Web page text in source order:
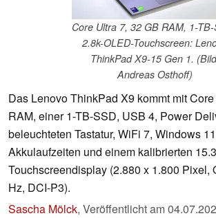
Core Ultra 7, 32 GB RAM, 1-
2.8k-OLED-Touchscreen:
ThinkPad X9-15 Gen 1.
Andreas Osthoff)
Das Lenovo ThinkPad X9 kommt mit
RAM, einer 1-TB-SSD, USB 4, Power
beleuchteten Tastatur, WiFi 7, Windows
Akkulaufzeiten und einem kalibrierten
Touchscreendisplay (2.880 x 1.800 Pixel,
Hz, DCI-P3).
Sascha Mölck, Veröffentlicht am